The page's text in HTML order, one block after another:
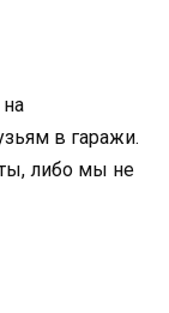
в гаражи.
либо мы не